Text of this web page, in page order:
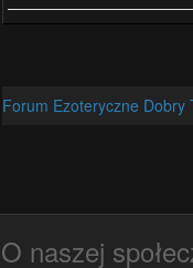
Forum Ezoteryczne Dobry
O naszej